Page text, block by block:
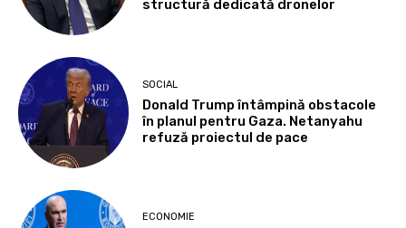
structură dedicată dronelor
SOCIAL
Donald Trump întâmpină obstacole
în planul pentru Gaza. Netanyahu
refuză proiectul de pace
ECONOMIE